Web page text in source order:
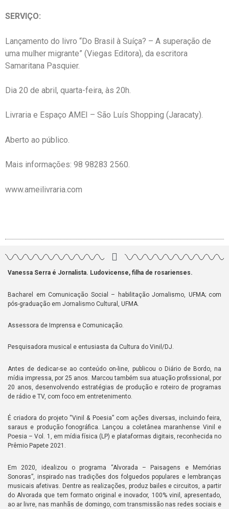
SERVIÇO:
Lançamento do livro “Do Brasil à Suíça? – A superação de
uma mulher migrante” (Viegas Editora), da escritora
Samaritana Pasquier.
Dia 20 de abril, quarta-feira, às 20h.
Livraria e Espaço AMEI – São Luís Shopping (Jaracaty).
Aberto ao público.
Mais informações: 98 98283 2560.
www.ameilivraria.com
Vanessa Serra é Jornalista. Ludovicense, filha de rosarienses.
Bacharel em Comunicação Social – habilitação Jornalismo, UFMA; com
pós-graduação em Jornalismo Cultural, UFMA.
Assessora de Imprensa e Comunicação.
Pesquisadora musical e entusiasta da Cultura do Vinil/DJ.
Antes de dedicar-se ao conteúdo on-line, publicou o Diário de Bordo, na
mídia impressa, por 25 anos. Marcou também sua atuação profissional, por
20 anos, desenvolvendo estratégias de produção e roteiro de programas
de rádio e TV, com foco em entretenimento.
É criadora do projeto “Vinil & Poesia” com ações diversas, incluindo feira,
saraus e produção fonográfica. Lançou a coletânea maranhense Vinil e
Poesia – Vol. 1, em mídia física (LP) e plataformas digitais, reconhecida no
Prêmio Papete 2021.
Em 2020, idealizou o programa “Alvorada – Paisagens e Memórias
Sonoras”, inspirado nas tradições dos folguedos populares e lembranças
musicais afetivas. Dentre as realizações, produz bailes e circuitos, a partir
do Alvorada que tem formato original e inovador, 100% vinil, apresentado,
ao ar livre, nas manhãs de domingo, com transmissão nas redes sociais e